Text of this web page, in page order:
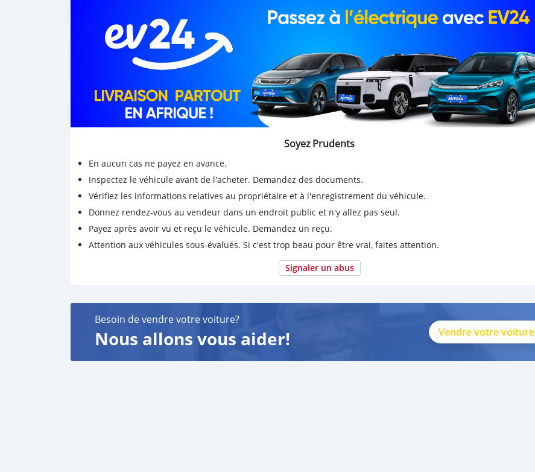
Soyez Prudents
En aucun cas ne payez en avance.
Inspectez le véhicule avant de l'acheter. Demandez des documents.
Vérifiez les informations relatives au propriétaire et à l'enregistrement du véhicule.
Donnez rendez-vous au vendeur dans un endroit public et n'y allez pas seul.
Payez après avoir vu et reçu le véhicule. Demandez un reçu.
Attention aux véhicules sous-évalués. Si c'est trop beau pour être vrai, faites attention.
Signaler un abus
Besoin de vendre votre voiture?
Nous allons vous aider! Vendre votre voiture